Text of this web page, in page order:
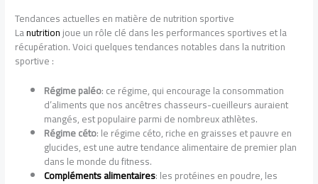
Tendances actuelles en matière de nutrition sportive
Lanutritionjoue un rôle clé dans les performances sportives et la
récupération. Voici quelques tendances notables dans la nutrition
sportive :
Régime paléo: ce régime, qui encourage la consommation
d’aliments que nos ancêtres chasseurs-cueilleurs auraient
mangés, est populaire parmi de nombreux athlètes.
Régime céto: le régime céto, riche en graisses et pauvre en
glucides, est une autre tendance alimentaire de premier plan
dans le monde du fitness.
Compléments alimentaires: les protéines en poudre, les